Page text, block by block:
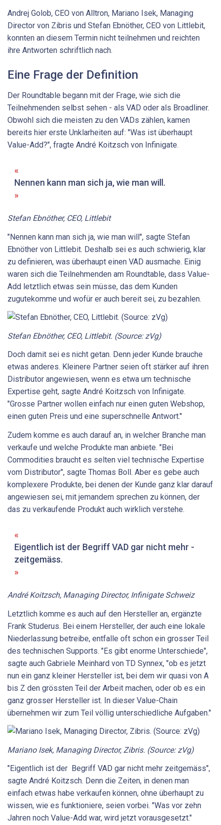
Andrej Golob, CEO von Alltron, Mariano Isek, Managing
Director von Zibris und Stefan Ebnöther, CEO von Littlebit,
konnten an diesem Termin nicht teilnehmen und reichten
ihre Antworten schriftlich nach.
Eine Frage der Definition
Der Roundtable begann mit der Frage, wie sich die
Teilnehmenden selbst sehen - als VAD oder als Broadliner.
Obwohl sich die meisten zu den VADs zählen, kamen
bereits hier erste Unklarheiten auf: "Was ist überhaupt
Value-Add?", fragte André Koitzsch von Infinigate.
Nennen kann man sich ja, wie man will.
Stefan Ebnöther, CEO, Littlebit
"Nennen kann man sich ja, wie man will", sagte Stefan
Ebnöther von Littlebit. Deshalb sei es auch schwierig, klar
zu definieren, was überhaupt einen VAD ausmache. Einig
waren sich die Teilnehmenden am Roundtable, dass Value-
Add letztlich etwas sein müsse, das dem Kunden
zugutekomme und wofür er auch bereit sei, zu bezahlen.
Stefan Ebnöther, CEO, Littlebit. (Source: zVg)
Doch damit sei es nicht getan. Denn jeder Kunde brauche
etwas anderes. Kleinere Partner seien oft stärker auf ihren
Distributor angewiesen, wenn es etwa um technische
Expertise geht, sagte André Koitzsch von Infinigate.
"Grosse Partner wollen einfach nur einen guten Webshop,
einen guten Preis und eine superschnelle Antwort."
Zudem komme es auch darauf an, in welcher Branche man
verkaufe und welche Produkte man anbiete. "Bei
Commodities braucht es selten viel technische Expertise
vom Distributor", sagte Thomas Boll. Aber es gebe auch
komplexere Produkte, bei denen der Kunde ganz klar darauf
angewiesen sei, mit jemandem sprechen zu können, der
das zu verkaufende Produkt auch wirklich verstehe.
Eigentlich ist der Begriff VAD gar nicht mehr ­
zeitgemäss.
André Koitzsch, Managing Director, Infinigate Schweiz
Letztlich komme es auch auf den Hersteller an, ergänzte
Frank Studerus. Bei einem Hersteller, der auch eine lokale
Niederlassung betreibe, entfalle oft schon ein grosser Teil
des technischen Supports. "Es gibt enorme Unterschiede",
sagte auch Gabriele Meinhard von TD Synnex, "ob es jetzt
nun ein ganz kleiner Hersteller ist, bei dem wir quasi von A
bis Z den grössten Teil der Arbeit machen, oder ob es ein
ganz grosser Hersteller ist. In dieser Value-Chain
übernehmen wir zum Teil völlig unterschiedliche Aufgaben."
Mariano Isek, Managing Director, Zibris. (Source: zVg)
"Eigentlich ist der Begriff VAD gar nicht mehr zeitgemäss",
sagte André Koitzsch. Denn die Zeiten, in denen man
einfach etwas habe verkaufen können, ohne überhaupt zu
wissen, wie es funktioniere, seien vorbei. "Was vor zehn
Jahren noch Value-Add war, wird jetzt voraus­gesetzt."